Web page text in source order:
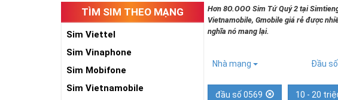
TÌM SIM THEO MẠNG
Sim Viettel
Sim Vinaphone
Sim Mobifone
Sim Vietnamobile
Hơn 8O.OOO Sim Tứ Quý 2 tại
Vietnamobile, Gmobile giá rẻ được
nghĩa nó mang lại.
Nhà mạng Đầu
đầu số 0569 10 - 20